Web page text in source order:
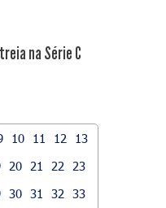
na Série C
10 11 12
13
20 21 22
23
30 31 32
33